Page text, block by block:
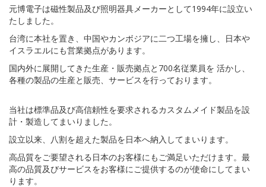
元博電子は磁性製品及び照明器具メーカーとして1994年に設立い
たしました。
台湾に本社を置き、中国やカンボジアに二つ工場を擁し、日本や
イスラエルにも営業拠点があります。
国内外に展開してきた生産・販売拠点と700名従業員を 活かし、
各種の製品の生産と販売、サービスを行っております。
当社は標準品及び高信頼性を要求されるカスタムメイド製品を設
計・製造してまいりました。
設立以来、八割を超えた製品を日本へ納入してまいります。
高品質をご要望される日本のお客様にもご満足いただけます。最
高の品質及びサービスをお客様にご提供するのが使命にしてまい
ります。